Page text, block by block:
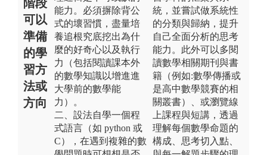
階段
可以
準備
的學
習方
法或
方向
能力。必須摒除背公
式的壞習慣，盡量培
養追根究底挖出為什
麼的好奇心以及執行
力（包括閱讀課本外
的數學知識以增進進
大學前的數學能
力）。
二、設法自學一個程
式語言（如 python 或
C），在遇到複雜的數
統，並嘗試做系統性
的分類與歸納，提升
自己全面分析的思考
能力。此外可以多閱
讀數學相關期刊與書
籍（例如:數學傳播或
是高中數學競賽的相
關叢書）、或瀏覽線
上課程與短講，透過
理解每個數學命題的
構成、思考切入點、